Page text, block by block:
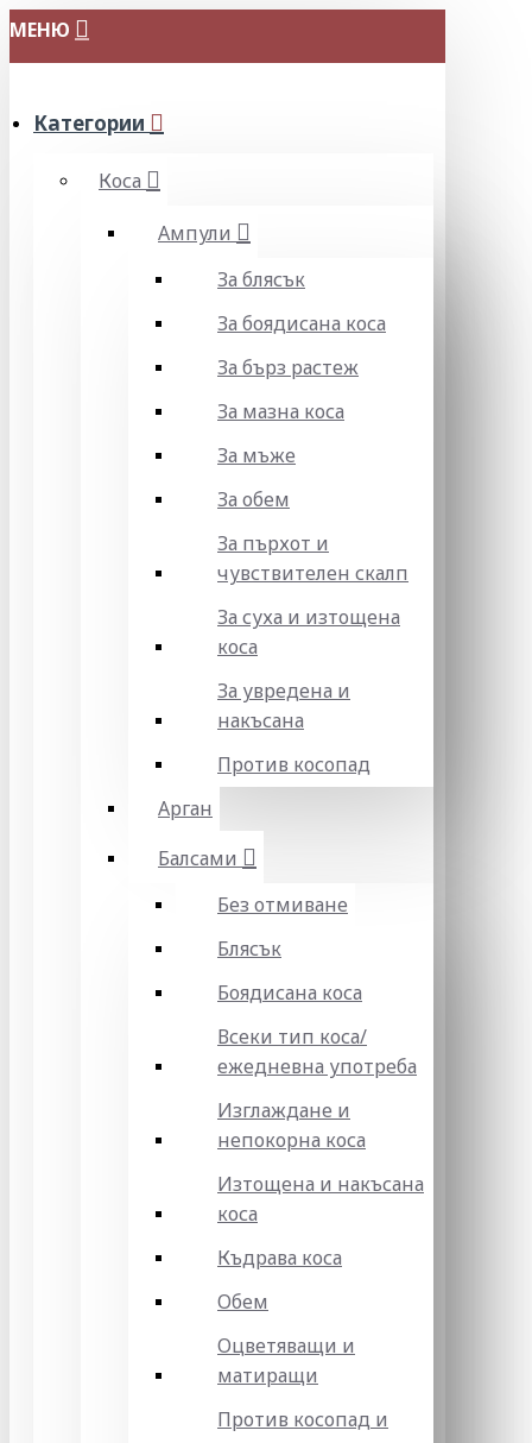
МЕНЮ
Категории
Коса
Ампули
За блясък
За боядисана коса
За бърз растеж
За мазна коса
За мъже
За обем
За пърхот и
чувствителен скалп
За суха и изтощена
коса
За увредена и
накъсана
Против косопад
Арган
Балсами
Без отмиване
Блясък
Боядисана коса
Всеки тип коса/
ежедневна употреба
Изглаждане и
непокорна коса
Изтощена и накъсана
коса
Къдрава коса
Обем
Оцветяващи и
матиращи
Против косопад и